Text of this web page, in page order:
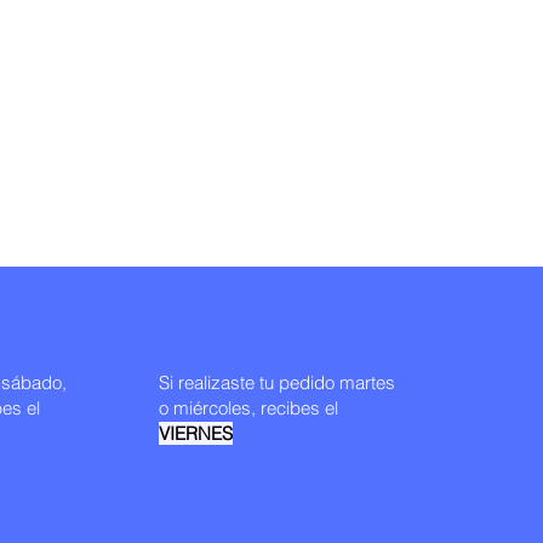
el
Si realizaste tu pedido martes
o miércoles, recibes el
VIERNES